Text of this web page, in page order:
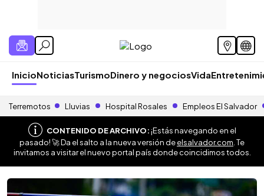
InicioNoticiasTurismoDinero y negociosVida
Terremotos Lluvias Hospital Rosales Empleos El Salvador
CONTENIDO DE ARCHIVO:¡Estás navegando en el
pasado! 🚀 Da el salto a la nueva versión deelsalvador.com . Te
invitamos a visitar el nuevo portal país donde coincidimos todos.